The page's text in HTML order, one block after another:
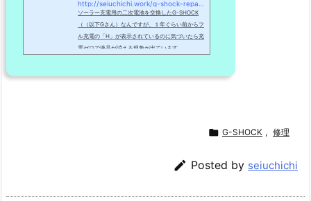
かも！ | 野望おさえきれ...
ソーラー充電用の二次電池を交換したG-SHOCK
（（以下Gさん）なんですが、１年ぐらい前からフ
ル充電の「H」が表示されているのに気づいたら充
電ゼロで液晶が消える現象が出ています。 ...
 G-SHOCK , 修理
 Posted by seiuchichi